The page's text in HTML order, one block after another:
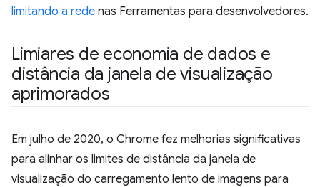
limitando a rede nas Ferramentas para desenvolvedores.
Limiares de economia de dados e
distância da janela de visualização
aprimorados
Em julho de 2020, o Chrome fez melhorias significativas
para alinhar os limites de distância da janela de
visualização do carregamento lento de imagens para